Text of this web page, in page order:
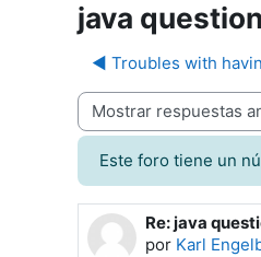
java
◀︎ Troubles with
de visualización
Este foro tiene un
Re: java
por Karl
Número de